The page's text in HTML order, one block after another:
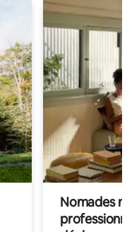
Nomades